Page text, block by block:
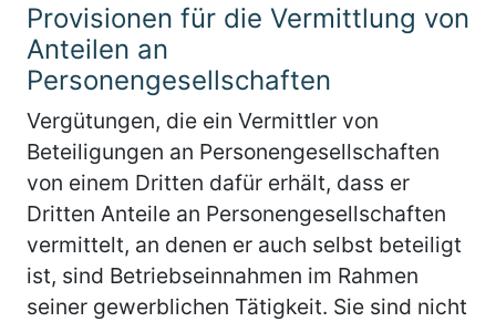
Provisionen für die Vermittlung von
Anteilen an
Personengesellschaften
Vergütungen, die ein Vermittler von
Beteiligungen an Personengesellschaften
von einem Dritten dafür erhält, dass er
Dritten Anteile an Personengesellschaften
vermittelt, an denen er auch selbst beteiligt
ist, sind Betriebseinnahmen im Rahmen
seiner gewerblichen Tätigkeit. Sie sind nicht